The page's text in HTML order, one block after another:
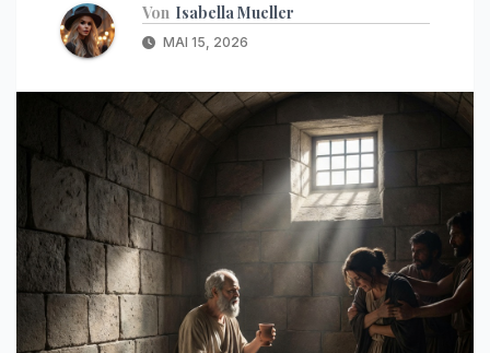
Von Isabella Mueller
MAI 15, 2026